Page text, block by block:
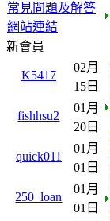
常見問題及解答
網站連結
新會員
K5417
02月
15日
fishhsu2
01月
20日
quick011
01月
01日
250_loan
01月
01日